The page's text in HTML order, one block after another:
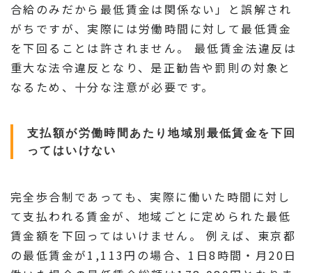
合給のみだから最低賃金は関係ない」と誤解され
がちですが、実際には労働時間に対して最低賃金
を下回ることは許されません。 最低賃金法違反は
重大な法令違反となり、是正勧告や罰則の対象と
なるため、十分な注意が必要です。
支払額が労働時間あたり地域別最低賃金を下回
ってはいけない
完全歩合制であっても、実際に働いた時間に対し
て支払われる賃金が、地域ごとに定められた最低
賃金額を下回ってはいけません。 例えば、東京都
の最低賃金が1,113円の場合、1日8時間・月20日